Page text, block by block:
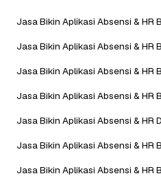
Jasa Bikin Aplikasi Absensi & HR
Jasa Bikin Aplikasi Absensi & HR
Jasa Bikin Aplikasi Absensi & HR
Jasa Bikin Aplikasi Absensi & HR
Jasa Bikin Aplikasi Absensi & HR
Jasa Bikin Aplikasi Absensi & HR
Jasa Bikin Aplikasi Absensi & HR